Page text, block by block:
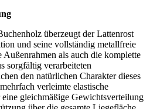
überzeugt der Lattenrost
und seine vollständig metallfreie
als auch die komplette
sorgfältig verarbeiteten
den natürlichen Charakter dieses
verleimte elastische
gleichmäßige Gewichtsverteilung